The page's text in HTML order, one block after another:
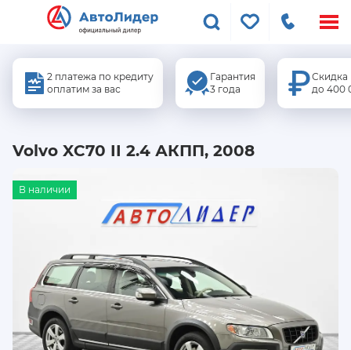
2 платежа по кредиту
оплатим за вас
Гарантия
3 года
Скидка
до 400
Volvo XC70 II 2.4 АКПП, 2008
В наличии